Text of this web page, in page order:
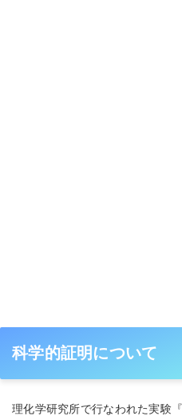
科学的証明について
理化学研究所で行なわれた実験